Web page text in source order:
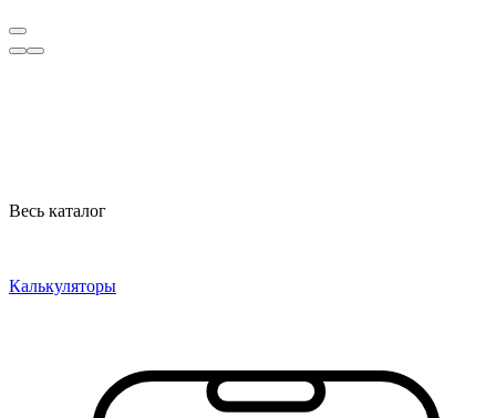
Весь каталог
Калькуляторы